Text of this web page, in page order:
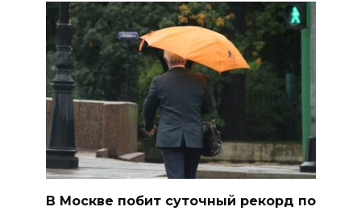
В Москве побит суточный рекорд по